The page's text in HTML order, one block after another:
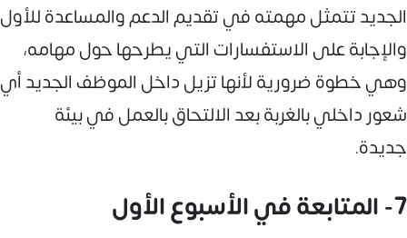
الجديد تتمثل مهمته في تقديم الدعم والمساعدة للأول
والإجابة على الاستفسارات التي يطرحها حول مهامه،
وهي خطوة ضرورية لأنها تزيل داخل الموظف الجديد أي
شعور داخلي بالغربة بعد الالتحاق بالعمل في بيئة
جديدة.
7- المتابعة في الأسبوع الأول